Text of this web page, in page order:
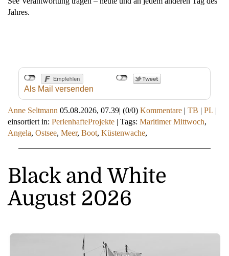
Jahres.
Als Mail versenden
Anne Seltmann 05.08.2026, 07.39| (0/0) Kommentare | TB | PL |
einsortiert in: PerlenhafteProjekte | Tags: Maritimer Mittwoch,
Angela, Ostsee, Meer, Boot, Küstenwache,
Black and White
August 2026